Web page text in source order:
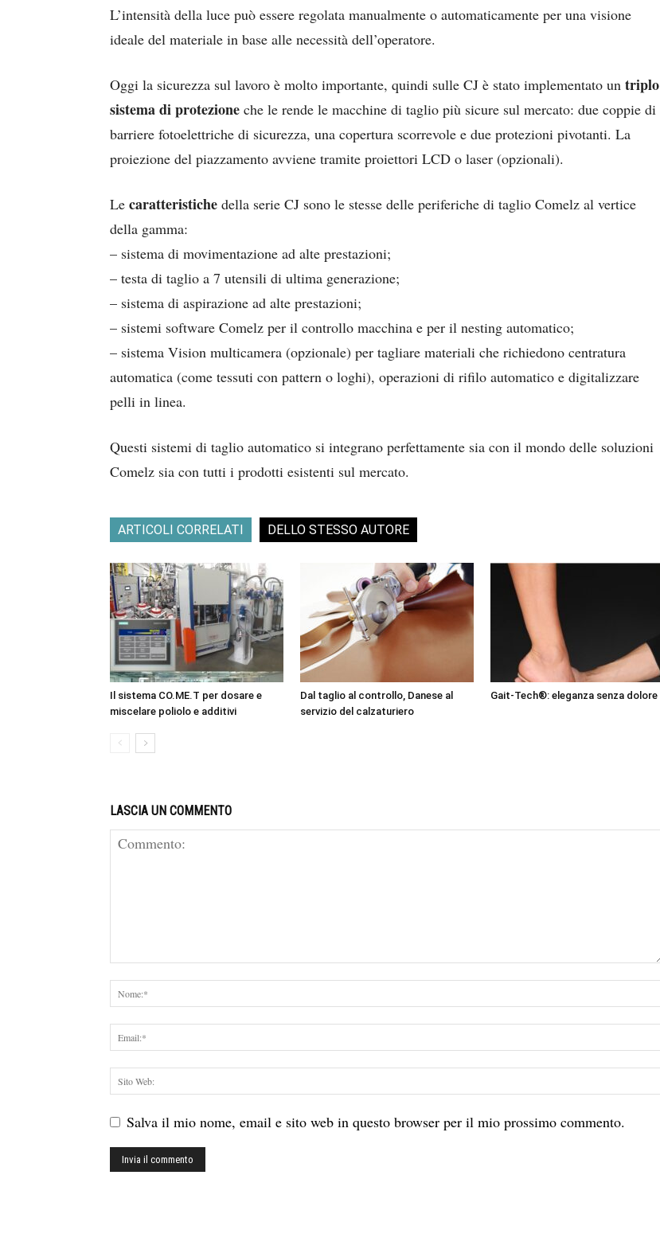
L’intensità della luce può essere regolata manualmente o automaticamente per una visione
ideale del materiale in base alle necessità dell’operatore.
Oggi la sicurezza sul lavoro è molto importante, quindi sulle CJ è stato implementato un triplo
sistema di protezione che le rende le macchine di taglio più sicure sul mercato: due coppie di
barriere fotoelettriche di sicurezza, una copertura scorrevole e due protezioni pivotanti. La
proiezione del piazzamento avviene tramite proiettori LCD o laser (opzionali).
Le caratteristiche della serie CJ sono le stesse delle periferiche di taglio Comelz al vertice
della gamma:
– sistema di movimentazione ad alte prestazioni;
– testa di taglio a 7 utensili di ultima generazione;
– sistema di aspirazione ad alte prestazioni;
– sistemi software Comelz per il controllo macchina e per il nesting automatico;
– sistema Vision multicamera (opzionale) per tagliare materiali che richiedono centratura
automatica (come tessuti con pattern o loghi), operazioni di rifilo automatico e digitalizzare
pelli in linea.
Questi sistemi di taglio automatico si integrano perfettamente sia con il mondo delle soluzioni
Comelz sia con tutti i prodotti esistenti sul mercato.
ARTICOLI CORRELATI DELLO STESSO AUTORE
Il sistema CO.ME.T per dosare e
miscelare poliolo e additivi
Dal taglio al controllo, Danese al
servizio del calzaturiero
Gait-Tech®: eleganza senza dolore
LASCIA UN COMMENTO
Salva il mio nome, email e sito web in questo browser per il mio prossimo commento.